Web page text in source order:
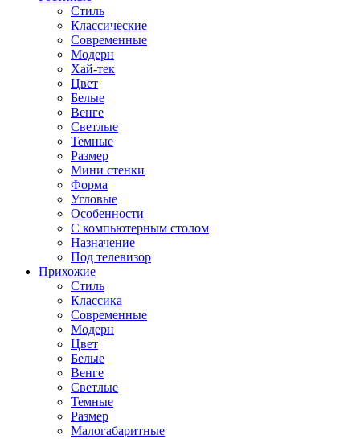
Стиль
Классические
Современные
Модерн
Хай-тек
Цвет
Белые
Венге
Светлые
Темные
Размер
Мини стенки
Форма
Угловые
Особенности
С компьютерным столом
Назначение
Под телевизор
Прихожие
Стиль
Классика
Современные
Модерн
Цвет
Белые
Венге
Светлые
Темные
Размер
Малогабаритные